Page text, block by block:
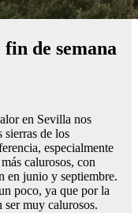
de semana
en Sevilla nos
de los
especialmente
calurosos, con
en junio y septiembre.
poco, ya que por la
ser muy calurosos.